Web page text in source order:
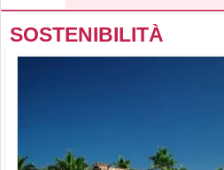
SOSTENIBILITÀ